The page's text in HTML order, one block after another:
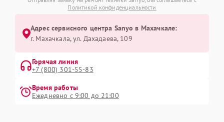
Политикой конфиденциальности
Адрес сервисного центра Sanyo в Махачкале:
г. Махачкала, ул. Дахадаева, 109
Горячая линия
+7 (800) 301-55-83
Время работы
Ежедневно с 9:00 до 21:00